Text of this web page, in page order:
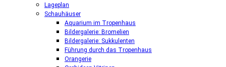
Lageplan
Schauhäuser
Aquarium im Tropenhaus
Bildergalerie: Bromelien
Bildergalerie: Sukkulenten
Führung durch das Tropenhaus
Orangerie